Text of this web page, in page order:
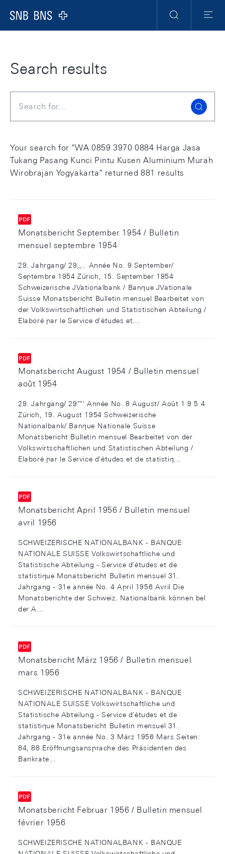
Logo
Search
Menu
Search results
Search
Your search for "WA 0859 3970 0884 Harga Jasa
Tukang Pasang Kunci Pintu Kusen Aluminium Murah
Wirobrajan Yogyakarta" returned 881 results
Monatsbericht September 1954 / Bulletin
mensuel septembre 1954
29. Jahrgang/ 29,,.. Année No. 9 September/
Septembre 1954 Zürich, 15. September 1954
Schweizerische JVationalbank / Banque JVationale
Suisse Monatsbericht Bulletin mensuel Bearbeitet von
der Volkswirtschaftlichen und Statistischen Abteilung /
Elaboré par le Service d'études et...
Monatsbericht August 1954 / Bulletin mensuel
août 1954
29. Jahrgang/ 29""' Année No. 8 August/ Août 1 9 5 4
Zürich, 19. August 1954 Schweizerische
Nationalbank/ Banque Nationale Suisse
Monatsbericht Bulletin mensuel Bearbeitet von der
Volkswirtschaftlichen und Statistischen Abteilung /
Elaboré par le Service d'études et de statistiq...
Monatsbericht April 1956 / Bulletin mensuel
avril 1956
SCHWEIZERISCHE NATIONALBANK - BANQUE
NATIONALE SUISSE Volkswirtschaftliche und
Statistische Abteilung - Service d'études et de
statistique Monatsbericht Bulletin mensuel 31.
Jahrgang - 31e année No. 4 April 1956 Avril Die
Monatsberichte der Schweiz. Nationalbank können bel
der A...
Monatsbericht März 1956 / Bulletin mensuel
mars 1956
SCHWEIZERISCHE NATIONALBANK - BANQUE
NATIONALE SUISSE Volkswirtschaftliche und
Statistische Abteilung - Service d'études et de
statistique Monatsbericht Bulletin mensuel 31.
Jahrgang - 31e année No. 3 März 1956 Mars Seiten:
84, 88 Eröffnungsansprache des Präsidenten des
Bankrate...
Monatsbericht Februar 1956 / Bulletin mensuel
février 1956
SCHWEIZERISCHE NATIONALBANK - BANQUE